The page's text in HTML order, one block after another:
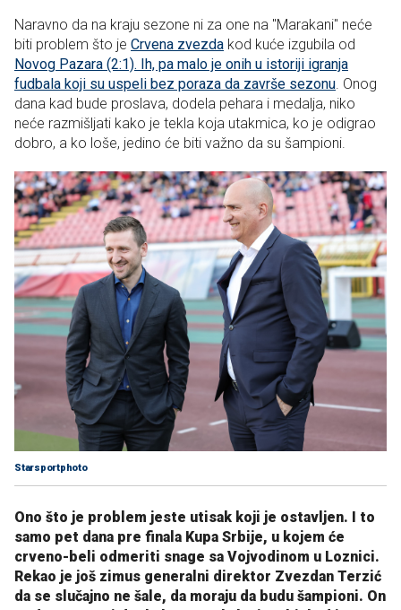
Naravno da na kraju sezone ni za one na "Marakani" neće
biti problem što je Crvena zvezda kod kuće izgubila od
Novog Pazara (2:1). Ih, pa malo je onih u istoriji igranja
fudbala koji su uspeli bez poraza da završe sezonu . Onog
dana kad bude proslava, dodela pehara i medalja, niko
neće razmišljati kako je tekla koja utakmica, ko je odigrao
dobro, a ko loše, jedino će biti važno da su šampioni.
Starsportphoto
Ono što je problem jeste utisak koji je ostavljen. I to
samo pet dana pre finala Kupa Srbije, u kojem će
crveno-beli odmeriti snage sa Vojvodinom u Loznici.
Rekao je još zimus generalni direktor Zvezdan Terzić
da se slučajno ne šale, da moraju da budu šampioni. On